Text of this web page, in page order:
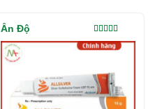
Được xếp
hạng5.00
Ấn Độ